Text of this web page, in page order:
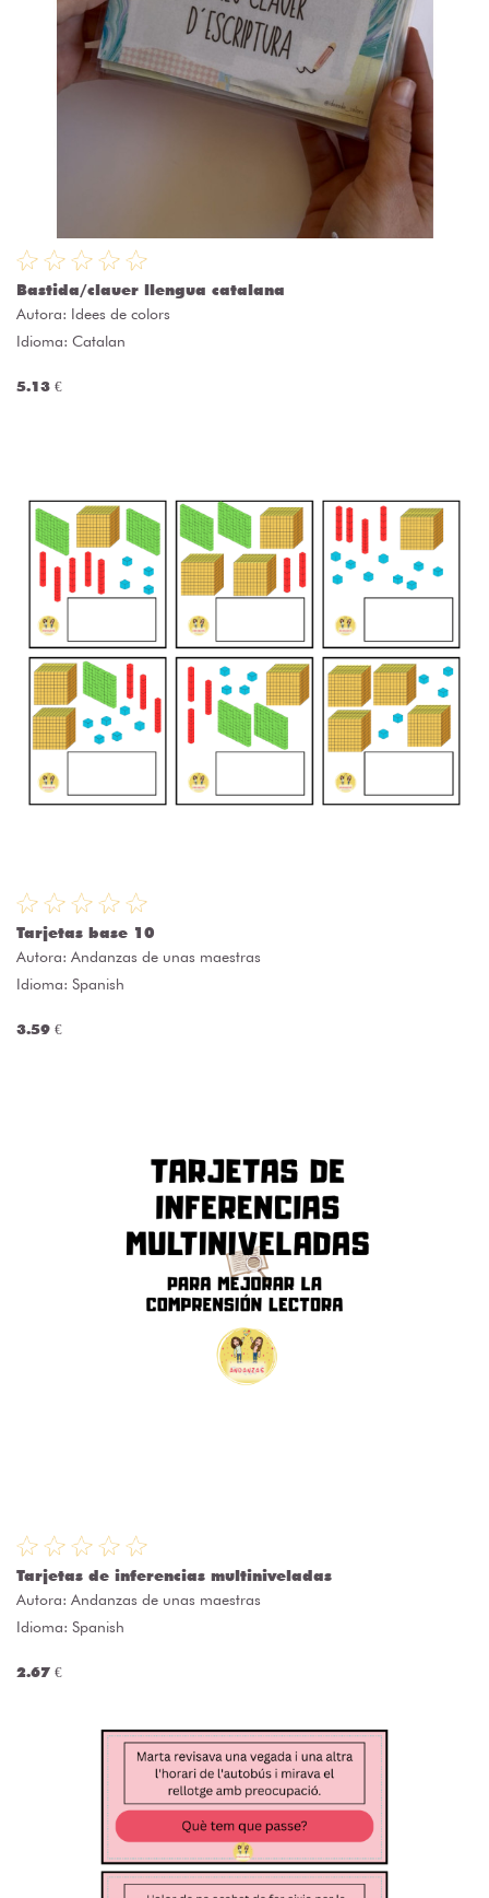
Bastida/clauer llengua catalana
Autora: Idees de colors
Idioma: Catalan
5.13 €
Tarjetas base 10
Autora: Andanzas de unas maestras
Idioma: Spanish
3.59 €
Tarjetas de inferencias multiniveladas
Autora: Andanzas de unas maestras
Idioma: Spanish
2.67 €